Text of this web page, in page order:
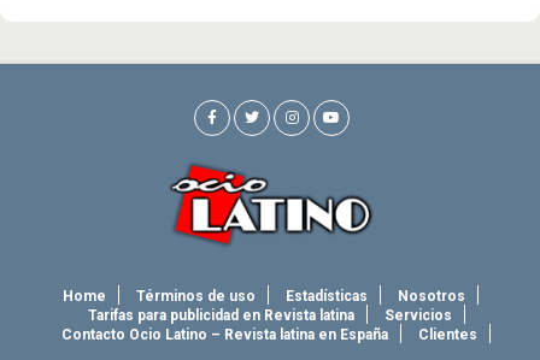
Home Términos de uso Estadísticas
Nosotros
Tarifas para publicidad en Revista latina
Servicios
Contacto Ocio Latino – Revista latina en España
Clientes